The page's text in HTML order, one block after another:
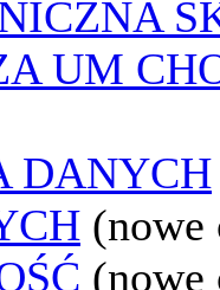
UM
DANYCH
(nowe
(nowe